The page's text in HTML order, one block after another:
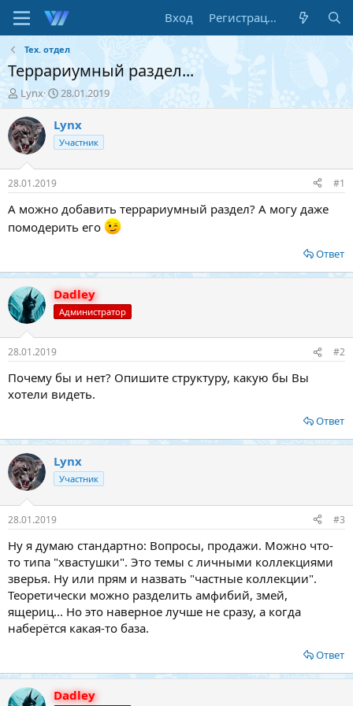
Вход Регистрация
Тех. отдел
Террариумный раздел...
А
в
т
о
р
т
е
м
ы
Lynx
Д
а
т
а
н
а
л
а
28.01.2019
Lynx
Участник
28.01.2019 #1
А можно добавить террариумный раздел? А могу даже
помодерить его
Ответ
Dadley
Администратор
28.01.2019 #2
Почему бы и нет? Опишите структуру, какую бы Вы
хотели видеть.
Ответ
Lynx
Участник
28.01.2019 #3
Ну я думаю стандартно: Вопросы, продажи. Можно что-
то типа "хвастушки". Это темы с личными коллекциями
зверья. Ну или прям и назвать "частные коллекции".
Теоретически можно разделить амфибий, змей,
ящериц... Но это наверное лучше не сразу, а когда
наберётся какая-то база.
Ответ
Dadley